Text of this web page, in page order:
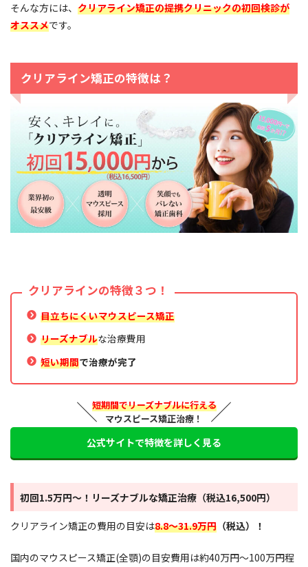
そんな方には、 クリアライン矯正の提携クリニックの初回検診が
オススメです。
クリアライン矯正の特徴は？
クリアラインの特徴３つ！
目立ちにくいマウスピース矯正
リーズナブルな治療費用
短い期間で治療が完了
短期間でリーズナブルに行える
マウスピース矯正治療！
公式サイトで特徴を詳しく見る
初回1.5万円〜！リーズナブルな矯正治療（税込16,500円）
クリアライン矯正の費用の目安は8.8〜31.9万円 （税込）！
国内のマウスピース矯正(全顎)の目安費用は約40万円～100万円程